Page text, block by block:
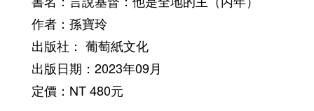
作者：孫寶玲
出版社： 葡萄紙文化
出版日期：2023年09月
定價：NT 480元